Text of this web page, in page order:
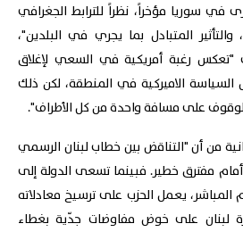
سوريا مؤخراً، نظراً للترابط الجغرافي
والتأثير المتبادل بما يجري في البلدين"،
رغبة أمريكية في السعي لإغلاق
الاميركية في المنطقة، لكن ذلك
على مسافة واحدة من كل الأطراف".
من أن "التناقض بين خطاب لبنان الرسمي
أمام مفترق خطير. فبينما تسعى الدولة إلى
يعمل الحزب على ترسيخ معادلاته
لبنان على خوض مفاوضات جدّية بغطاء